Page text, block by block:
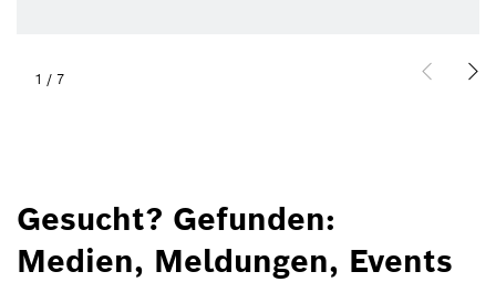
1 / 7
Gesucht? Gefunden:
Medien, Meldungen, Events